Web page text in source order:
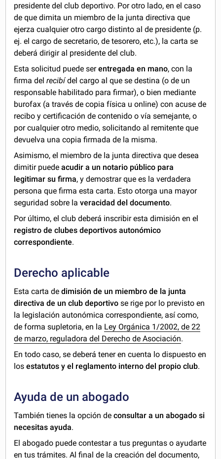
presidente del club deportivo. Por otro lado, en el caso
de que dimita un miembro de la junta directiva que
ejerza cualquier otro cargo distinto al de presidente (p.
ej. el cargo de secretario, de tesorero, etc.), la carta se
deberá dirigir al presidente del club.
Esta solicitud puede serentregada en mano, con la
firma delrecibídel cargo al que se destina (o de un
responsable habilitado para firmar), o bien mediante
burofax (a través de copia física u online) con acuse de
recibo y certificación de contenido o vía semejante, o
por cualquier otro medio, solicitando al remitente que
devuelva una copia firmada de la misma.
Asimismo, el miembro de la junta directiva que desea
dimitir puedeacudir a un notario público para
legitimar su firma, y demostrar que es la verdadera
persona que firma esta carta. Esto otorga una mayor
seguridad sobre laveracidad del documento.
Por último, el club deberá inscribir esta dimisión en el
registro de clubes deportivos autonómico
correspondiente.
Derecho aplicable
Esta carta dedimisión de un miembro de la junta
directiva de un club deportivo se rige por lo previsto en
la legislación autonómica correspondiente, así como,
de forma supletoria, en la Ley Orgánica 1/2002, de 22
de marzo, reguladora del Derecho de Asociación.
En todo caso, se deberá tener en cuenta lo dispuesto en
losestatutos y el reglamento interno del propio club.
Ayuda de un abogado
También tienes la opción deconsultar a un abogado si
necesitas ayuda.
El abogado puede contestar a tus preguntas o ayudarte
en tus trámites. Al final de la creación del documento,